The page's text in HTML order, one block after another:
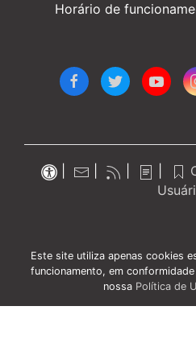
Horário de
Este site utiliza apenas cookies
funcionamento, em
nossa Política de